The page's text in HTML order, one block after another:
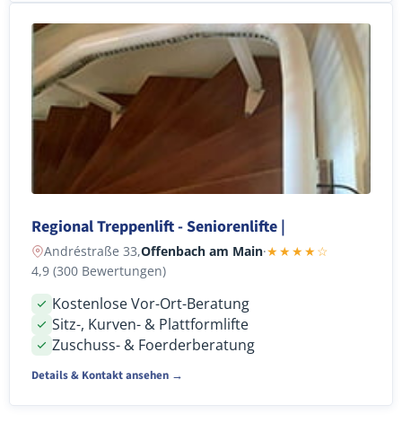
Regional Treppenlift - Seniorenlifte |
Andréstraße 33,Offenbach am Main·★★★★☆
4,9 (300 Bewertungen)
Kostenlose Vor-Ort-Beratung
Sitz-, Kurven- & Plattformlifte
Zuschuss- & Foerderberatung
Details & Kontakt ansehen →